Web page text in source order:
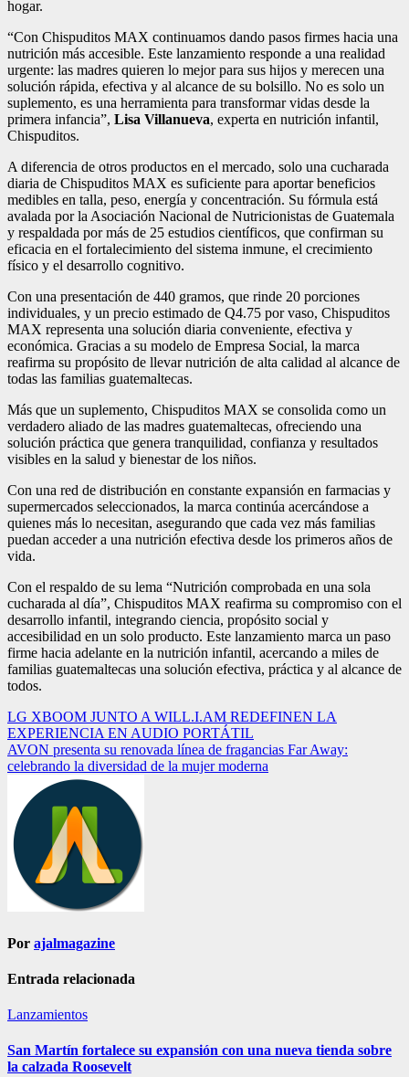
hogar.
“Con Chispuditos MAX continuamos dando pasos firmes hacia una
nutrición más accesible. Este lanzamiento responde a una realidad
urgente: las madres quieren lo mejor para sus hijos y merecen una
solución rápida, efectiva y al alcance de su bolsillo. No es solo un
suplemento, es una herramienta para transformar vidas desde la
primera infancia”, Lisa Villanueva, experta en nutrición infantil,
Chispuditos.
A diferencia de otros productos en el mercado, solo una cucharada
diaria de Chispuditos MAX es suficiente para aportar beneficios
medibles en talla, peso, energía y concentración. Su fórmula está
avalada por la Asociación Nacional de Nutricionistas de Guatemala
y respaldada por más de 25 estudios científicos, que confirman su
eficacia en el fortalecimiento del sistema inmune, el crecimiento
físico y el desarrollo cognitivo.
Con una presentación de 440 gramos, que rinde 20 porciones
individuales, y un precio estimado de Q4.75 por vaso, Chispuditos
MAX representa una solución diaria conveniente, efectiva y
económica. Gracias a su modelo de Empresa Social, la marca
reafirma su propósito de llevar nutrición de alta calidad al alcance de
todas las familias guatemaltecas.
Más que un suplemento, Chispuditos MAX se consolida como un
verdadero aliado de las madres guatemaltecas, ofreciendo una
solución práctica que genera tranquilidad, confianza y resultados
visibles en la salud y bienestar de los niños.
Con una red de distribución en constante expansión en farmacias y
supermercados seleccionados, la marca continúa acercándose a
quienes más lo necesitan, asegurando que cada vez más familias
puedan acceder a una nutrición efectiva desde los primeros años de
vida.
Con el respaldo de su lema “Nutrición comprobada en una sola
cucharada al día”, Chispuditos MAX reafirma su compromiso con el
desarrollo infantil, integrando ciencia, propósito social y
accesibilidad en un solo producto. Este lanzamiento marca un paso
firme hacia adelante en la nutrición infantil, acercando a miles de
familias guatemaltecas una solución efectiva, práctica y al alcance de
todos.
Navegación
de
entradas
LG XBOOM JUNTO A WILL.I.AM REDEFINEN LA
EXPERIENCIA EN AUDIO PORTÁTIL
AVON presenta su renovada línea de fragancias Far Away:
celebrando la diversidad de la mujer moderna
Por ajalmagazine
Entrada relacionada
Lanzamientos
San Martín fortalece su expansión con una nueva tienda sobre
la calzada Roosevelt